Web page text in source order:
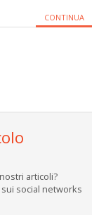
CONTINUA
articoli?
social networks